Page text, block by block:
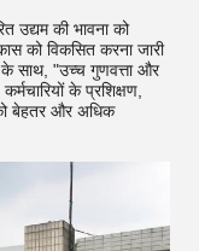
उद्यम की भावना को
को विकसित करना जारी
साथ, "उच्च गुणवत्ता और
के प्रशिक्षण,
बेहतर और अधिक